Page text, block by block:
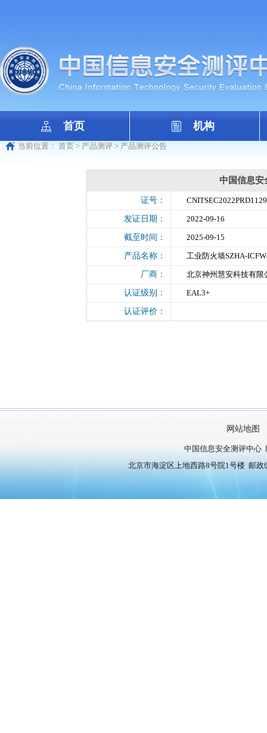
首页 机构
当前位置： 首页 > 产品测评 > 产品测评公告
中国信息安
证号： CNITSEC2022PRD1129
发证日期： 2022-09-16
截至时间： 2025-09-15
产品名称： 工业防火墙SZHA-
厂商： 北京神州慧安科技有限
认证级别： EAL3+
认证评价：
网站地图
中国信息安全测评中心
北京市海淀区上地西路8号院1号楼 邮